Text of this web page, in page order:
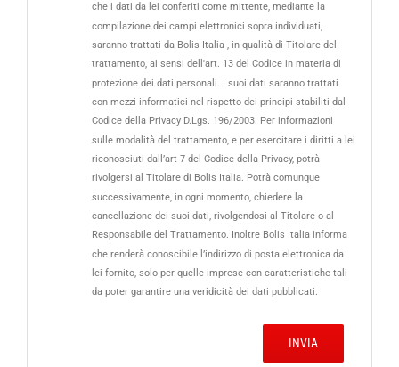
che i dati da lei conferiti come mittente, mediante la
compilazione dei campi elettronici sopra individuati,
saranno trattati da Bolis Italia , in qualità di Titolare del
trattamento, ai sensi dell'art. 13 del Codice in materia di
protezione dei dati personali. I suoi dati saranno trattati
con mezzi informatici nel rispetto dei principi stabiliti dal
Codice della Privacy D.Lgs. 196/2003. Per informazioni
sulle modalità del trattamento, e per esercitare i diritti a lei
riconosciuti dall’art 7 del Codice della Privacy, potrà
rivolgersi al Titolare di Bolis Italia. Potrà comunque
successivamente, in ogni momento, chiedere la
cancellazione dei suoi dati, rivolgendosi al Titolare o al
Responsabile del Trattamento. Inoltre Bolis Italia informa
che renderà conoscibile l’indirizzo di posta elettronica da
lei fornito, solo per quelle imprese con caratteristiche tali
da poter garantire una veridicità dei dati pubblicati.